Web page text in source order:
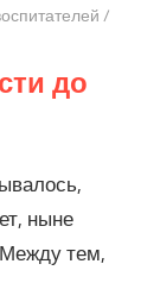
/
до
ныне
тем,